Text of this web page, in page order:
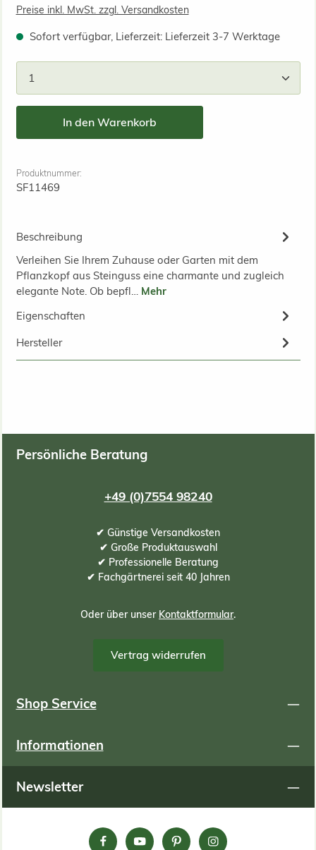
Preise inkl. MwSt. zzgl. Versandkosten
Sofort verfügbar, Lieferzeit: Lieferzeit 3-7 Werktage
In den Warenkorb
Produktnummer:
SF11469
Beschreibung
Verleihen Sie Ihrem Zuhause oder Garten mit dem
Pflanzkopf aus Steinguss eine charmante und zugleich
elegante Note. Ob bepfl… Mehr
Eigenschaften
Hersteller
Persönliche Beratung
+49 (0)7554 98240
✔ Günstige Versandkosten
✔ Große Produktauswahl
✔ Professionelle Beratung
✔ Fachgärtnerei seit 40 Jahren
Oder über unser Kontaktformular.
Vertrag widerrufen
Shop Service
Informationen
Newsletter